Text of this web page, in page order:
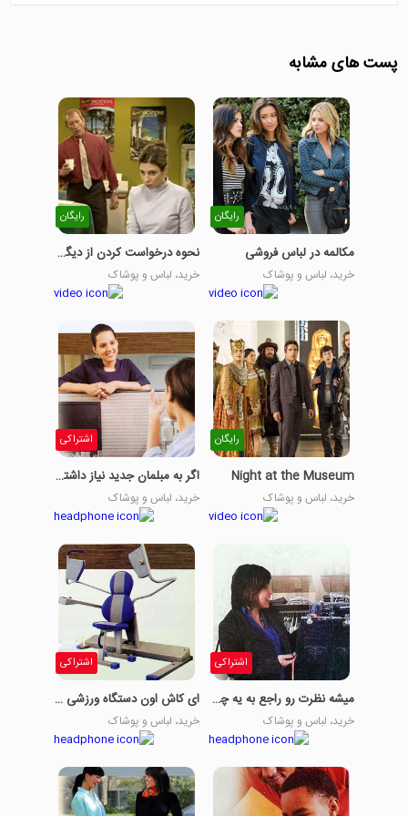
پست های مشابه
رایگان
مکالمه در لباس فروشی
خرید، لباس و پوشاک
رایگان
نحوه درخواست کردن از دیگران
خرید، لباس و پوشاک
رایگان
Night at the Museum
خرید، لباس و پوشاک
اشتراکی
اگر به مبلمان جدید نیاز داشتی به کجا میرفتی؟
خرید، لباس و پوشاک
اشتراکی
میشه نظرت رو راجع به یه چیزی بدونم؟
خرید، لباس و پوشاک
اشتراکی
ای کاش اون دستگاه ورزشی رو نداشتم
خرید، لباس و پوشاک